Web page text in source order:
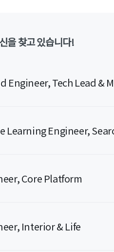
을 찾고 있습니다!
Engineer, Tech Lead &
Learning Engineer,
Core Platform
Interior & Life